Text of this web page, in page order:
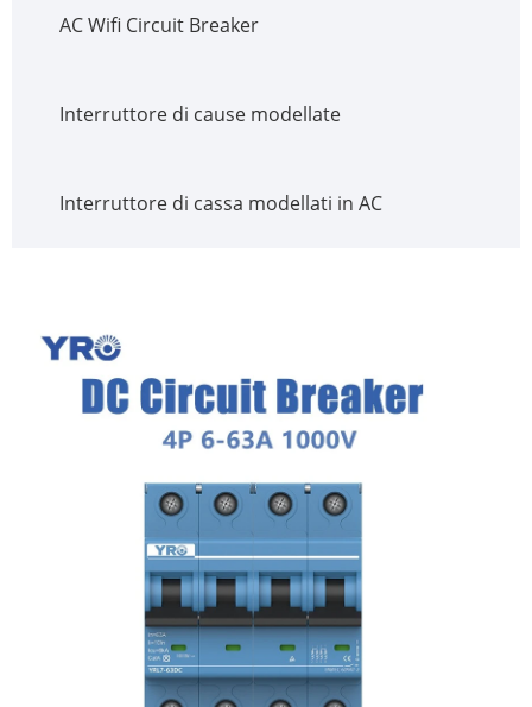
AC Wifi Circuit Breaker
Interruttore di cause modellate
Interruttore di cassa modellati in AC